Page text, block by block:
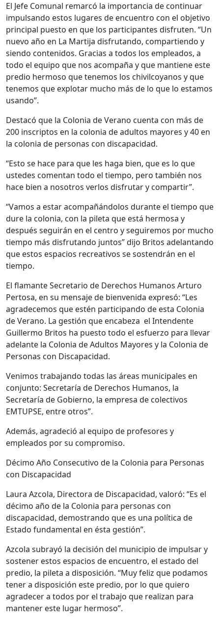
El Jefe Comunal remarcó la importancia de continuar
impulsando estos lugares de encuentro con el objetivo
principal puesto en que los participantes disfruten. “Un
nuevo año en La Martija disfrutando, compartiendo y
siendo contenidos. Gracias a todos los empleados, a
todo el equipo que nos acompaña y que mantiene este
predio hermoso que tenemos los chivilcoyanos y que
tenemos que explotar mucho más de lo que lo estamos
usando”.
Destacó que la Colonia de Verano cuenta con más de
200 inscriptos en la colonia de adultos mayores y 40 en
la colonia de personas con discapacidad.
“Esto se hace para que les haga bien, que es lo que
ustedes comentan todo el tiempo, pero también nos
hace bien a nosotros verlos disfrutar y compartir”.
“Vamos a estar acompañándolos durante el tiempo que
dure la colonia, con la pileta que está hermosa y
después seguirán en el centro y seguiremos por mucho
tiempo más disfrutando juntos” dijo Britos adelantando
que estos espacios recreativos se sostendrán en el
tiempo.
El flamante Secretario de Derechos Humanos Arturo
Pertosa, en su mensaje de bienvenida expresó: “Les
agradecemos que estén participando de esta Colonia
de Verano. La gestión que encabeza el Intendente
Guillermo Britos ha puesto todo el esfuerzo para llevar
adelante la Colonia de Adultos Mayores y la Colonia de
Personas con Discapacidad.
Venimos trabajando todas las áreas municipales en
conjunto: Secretaría de Derechos Humanos, la
Secretaría de Gobierno, la empresa de colectivos
EMTUPSE, entre otros”.
Además, agradeció al equipo de profesores y
empleados por su compromiso.
Décimo Año Consecutivo de la Colonia para Personas
con Discapacidad
Laura Azcola, Directora de Discapacidad, valoró: “Es el
décimo año de la Colonia para personas con
discapacidad, demostrando que es una política de
Estado fundamental en ésta gestión”.
Azcola subrayó la decisión del municipio de impulsar y
sostener estos espacios de encuentro, el estado del
predio, la pileta a disposición. “Muy feliz que podamos
tener a disposición este predio, por lo que quiero
agradecer a todos por el trabajo que realizan para
mantener este lugar hermoso”.